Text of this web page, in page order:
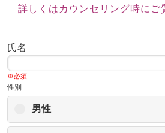
詳しくはカウンセリング時にご
氏名
※必須
性別
男性